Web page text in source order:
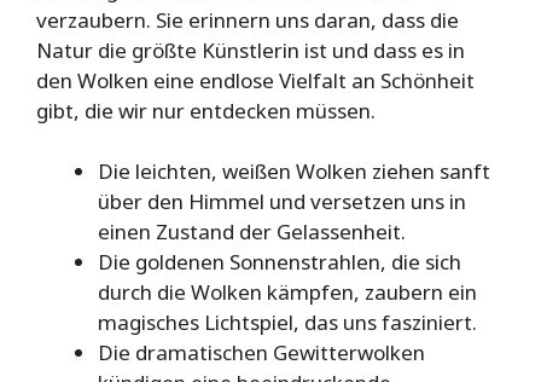
verzaubern. Sie erinnern uns daran, dass die
Natur die größte Künstlerin ist und dass es in
den Wolken eine endlose Vielfalt an Schönheit
gibt, die wir nur entdecken müssen.
Die leichten, weißen Wolken ziehen sanft
über den Himmel und versetzen uns in
einen Zustand der Gelassenheit.
Die goldenen Sonnenstrahlen, die sich
durch die Wolken kämpfen, zaubern ein
magisches Lichtspiel, das uns fasziniert.
Die dramatischen Gewitterwolken